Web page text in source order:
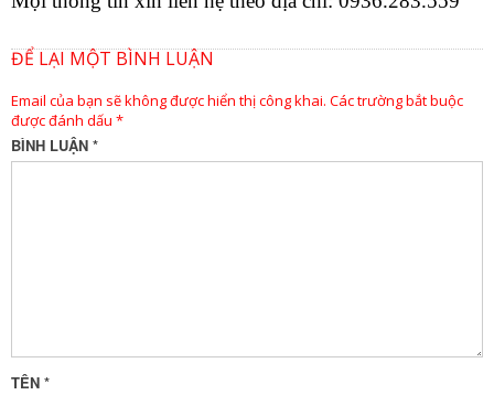
ĐỂ LẠI MỘT BÌNH LUẬN
Email của bạn sẽ không được hiển thị công khai. Các trường bắt buộc
được đánh dấu *
BÌNH LUẬN *
TÊN *